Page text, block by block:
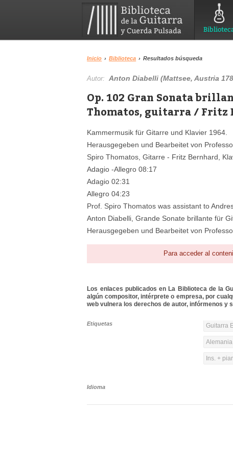
Inicio › Biblioteca › Resultados búsqueda
Autor:Anton Diabelli (Mattsee, Austria
Op. 102 Gran Sonata
Thomatos, guitarra / Fritz
Kammermusik für Gitarre und Klavier 1964.
Herausgegeben und Bearbeitet von
Spiro Thomatos, Gitarre - Fritz Bernhard,
Adagio -Allegro 08:17
Adagio 02:31
Allegro 04:23
Prof. Spiro Thomatos was assistant to
Anton Diabelli, Grande Sonate brillante für
Herausgegeben und Bearbeitet von
Para acceder al
Los enlaces publicados en La Biblioteca de la
algún compositor, intérprete o empresa, por
web vulnera los derechos de autor, infórmenos y
Etiquetas Guitarra
Ins. +
Idioma